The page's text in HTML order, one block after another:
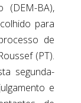
(DEM-BA),
para
de
(PT).
segunda-
e